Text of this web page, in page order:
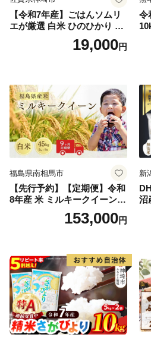
【令和7年産】ごはんソムリ
エが厳選 白米 ひのひかり 10
米 10kg 5kg×2 ひのひかり ブ
19,000円
令
(
福島県南相馬市
【先行予約】【定期便】令和
8年産 米 ミルキークイーン
白米 45kg (5kg×9回) | ミルキ
ークイーン 米5kg 福島 福島
福島県 南相馬市 cu006-ae
153,000円
新
沼